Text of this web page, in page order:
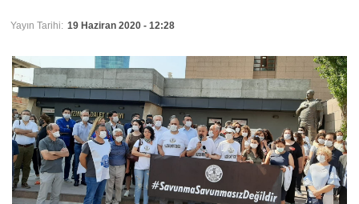
Yayın Tarihi: 19 Haziran 2020 - 12:28